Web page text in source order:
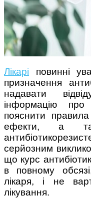
Ми запитали у зіркових
мам, яка вона - мамаWOW
Лікарі повинні
призначення
надавати
інформацію
пояснити
ефекти, а
серйозним
що курс
в повному
лікаря, і не
лікування.